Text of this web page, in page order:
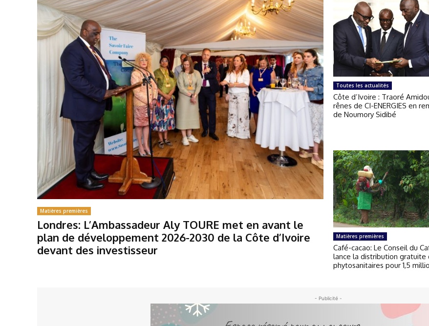
Matières premières
Londres: L’Ambassadeur Aly TOURE met en avant le
plan de développement 2026-2030 de la Côte d’Ivoire
devant des investisseur
Toutes les actualités
Côte d’Ivoire : Traoré
rênes de CI-ENERGIES en
de Noumory Sidibé
Matières premières
Café-cacao: Le Conseil du
lance la distribution gratuite
phytosanitaires pour 1,5
- Publicité -